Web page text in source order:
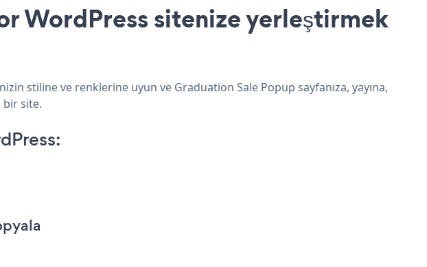
WordPress sitenize yerleştirmek
stiline ve renklerine uyun ve Graduation Sale Popup sayfanıza, yayına,
bir site.